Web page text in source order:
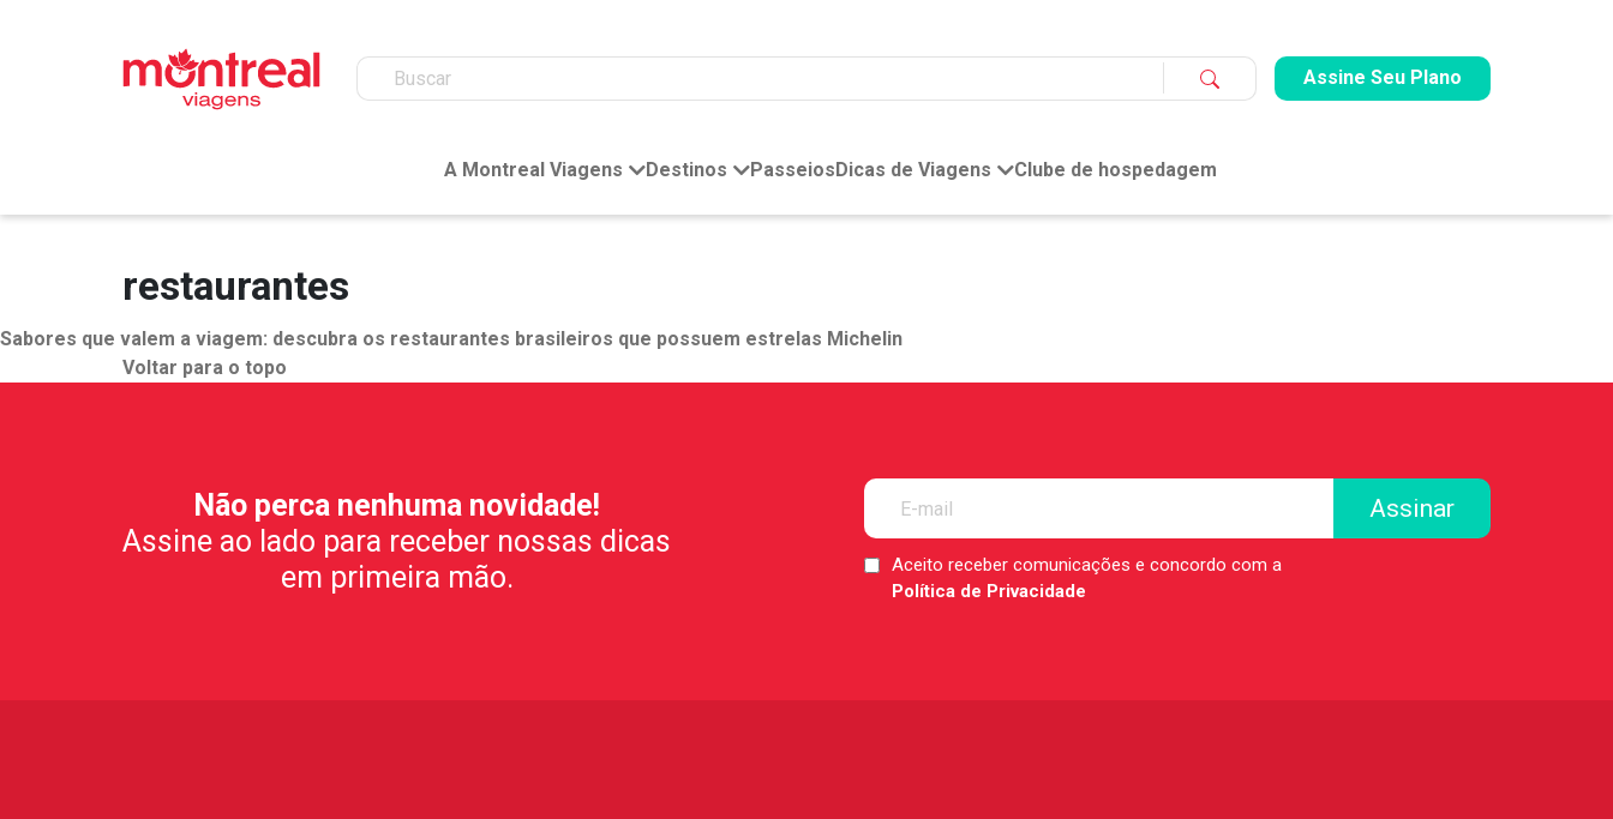
Assine Seu Plano
A Montreal Viagens Destinos Passeios Dicas de Viagens Clube de hospedagem
restaurantes
Sabores que valem a viagem: descubra os restaurantes brasileiros que possuem estrelas Michelin
Voltar para o topo
Não perca nenhuma novidade!
Assine ao lado para receber nossas dicas
em primeira mão.
LGPDAceito receber comunicações e concordo com a
Política de Privacidade